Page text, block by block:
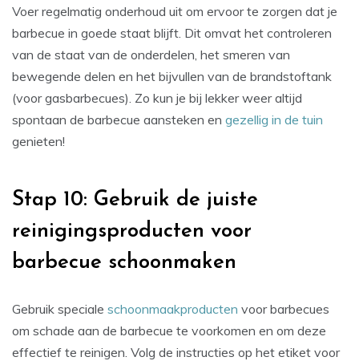
Voer regelmatig onderhoud uit om ervoor te zorgen dat je
barbecue in goede staat blijft. Dit omvat het controleren
van de staat van de onderdelen, het smeren van
bewegende delen en het bijvullen van de brandstoftank
(voor gasbarbecues). Zo kun je bij lekker weer altijd
spontaan de barbecue aansteken en gezellig in de tuin
genieten!
Stap 10: Gebruik de juiste
reinigingsproducten voor
barbecue schoonmaken
Gebruik speciale schoonmaakproducten voor barbecues
om schade aan de barbecue te voorkomen en om deze
effectief te reinigen. Volg de instructies op het etiket voor